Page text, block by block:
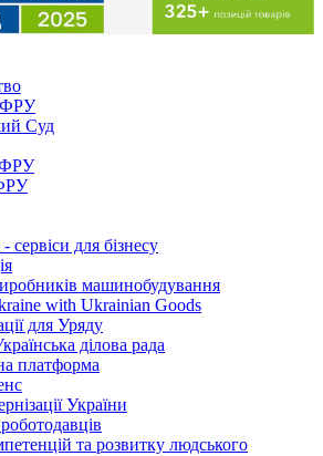
ФРУ
Суд
ФРУ
сервіси для бізнесу
машинобудування
with Ukrainian Goods
для Уряду
ділова рада
платформа
України
та розвитку людського